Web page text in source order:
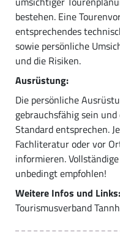
bestehen. Eine
entsprechendes
sowie persönliche
und die Risiken.
Ausrüstung:
Die persönliche
gebrauchsfähig sein
Standard entsprechen.
Fachliteratur oder vor
informieren.
unbedingt empfohlen!
Weitere Infos und Links:
Tourismusverband